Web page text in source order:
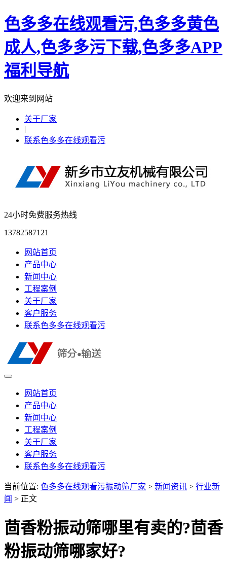
色多多在线观看污,色多多黄色
成人,色多多污下载,色多多APP
福利导航
欢迎来到网站
关于厂家
|
联系色多多在线观看污
24小时免费服务热线
13782587121
网站首页
产品中心
新闻中心
工程案例
关于厂家
客户服务
联系色多多在线观看污
网站首页
产品中心
新闻中心
工程案例
关于厂家
客户服务
联系色多多在线观看污
当前位置: 色多多在线观看污振动筛厂家 > 新闻资讯 > 行业新
闻 > 正文
茴香粉振动筛哪里有卖的?茴香
粉振动筛哪家好?